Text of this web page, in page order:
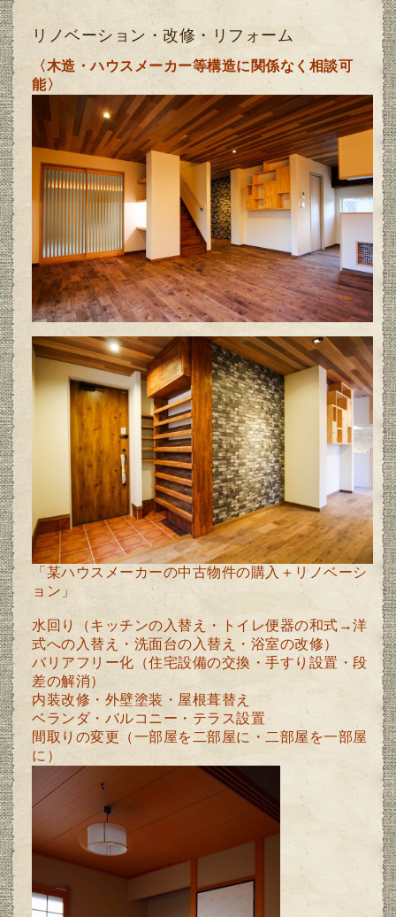
リノベーション・改修・リフォーム
〈木造・ハウスメーカー等構造に関係なく相談可
能〉
「某ハウスメーカーの中古物件の購入＋リノベーシ
ョン」
水回り（キッチンの入替え・トイレ便器の和式→洋
式への入替え・洗面台の入替え・浴室の改修）
バリアフリー化（住宅設備の交換・手すり設置・段
差の解消）
内装改修・外壁塗装・屋根葺替え
ベランダ・バルコニー・テラス設置
間取りの変更（一部屋を二部屋に・二部屋を一部屋
に）